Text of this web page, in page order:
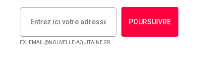
POURSUIVRE
EX : EMAIL@NOUVELLE-AQUITAINE.FR